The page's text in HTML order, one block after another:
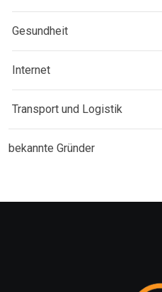
Gesundheit
Internet
Transport und Logistik
bekannte Gründer